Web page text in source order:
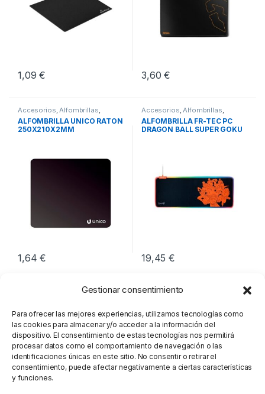
Gestionar consentimiento
Para ofrecer las mejores experiencias, utilizamos tecnologías como
las cookies para almacenar y/o acceder a la información del
dispositivo. El consentimiento de estas tecnologías nos permitirá
procesar datos como el comportamiento de navegación o las
identificaciones únicas en este sitio. No consentir o retirar el
consentimiento, puede afectar negativamente a ciertas características
y funciones.
1,09€ 3,60€
Accesorios,Alfombrillas,
Periféricos
ALFOMBRILLA UNICO RATON
250X210X2MM
1,64€
Accesorios,Alfombrillas,
Periféricos
ALFOMBRILLA FR-TEC PC
DRAGON BALL SUPER GOKU
19,45€